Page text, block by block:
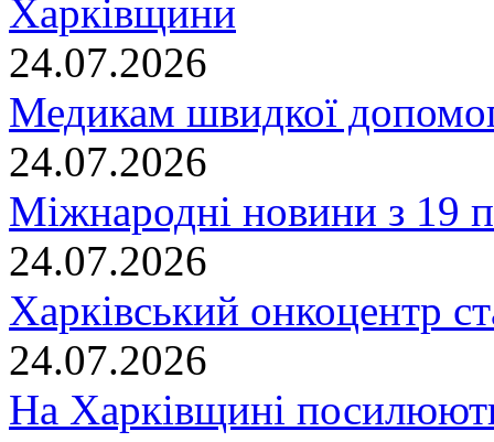
Харківщини
24.07.2026
Медикам швидкої
24.07.2026
Міжнародні новини з 19
24.07.2026
Харківський онкоцентр
24.07.2026
На Харківщині